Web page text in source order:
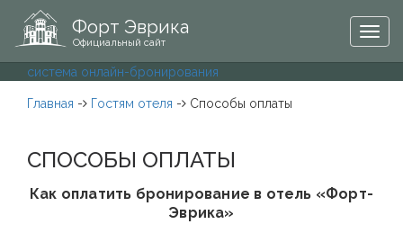
Форт Эврика
Официальный сайт
система онлайн-бронирования
Главная - Гостям отеля - Способы оплаты
СПОСОБЫ ОПЛАТЫ
Как оплатить бронирование в отель «Форт-
Эврика»